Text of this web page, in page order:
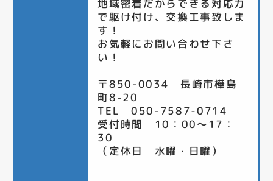
地域密着だからできる対応力
で駆け付け、交換工事致しま
す！
お気軽にお問い合わせ下さ
い！
〒850-0034 長崎市樺島
町8-20
TEL 050-7587-0714
受付時間 10：00～17：
30
（定休日 水曜・日曜）